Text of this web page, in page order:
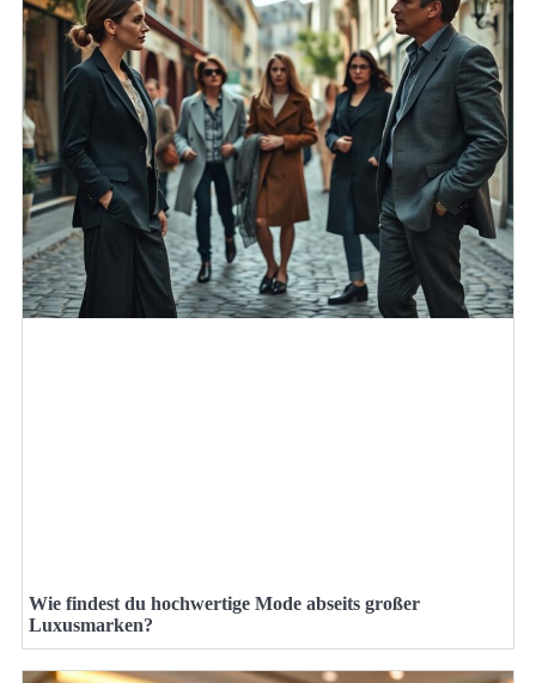
Wie findest du hochwertige Mode abseits großer
Luxusmarken?